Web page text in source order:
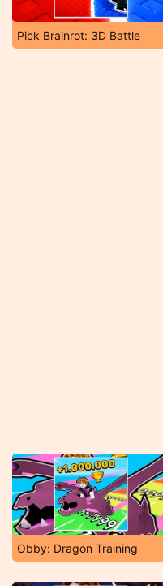
Pick Brainrot: 3D Battle
Obby: Dragon Training